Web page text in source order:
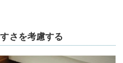
さを考慮する